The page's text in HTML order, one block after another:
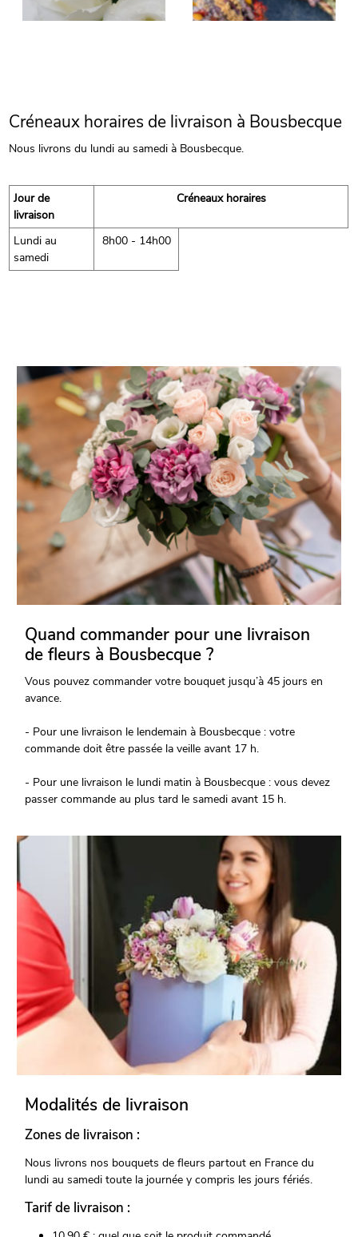
Créneaux horaires de livraison à Bousbecque
Nous livrons du lundi au samedi à Bousbecque.
Jour de
livraison
Créneaux horaires
Lundi au
samedi
8h00 - 14h00
Quand commander pour une livraison
de fleurs à Bousbecque ?
Vous pouvez commander votre bouquet jusqu’à 45 jours en
avance.
- Pour une livraison le lendemain à Bousbecque : votre
commande doit être passée la veille avant 17 h.
- Pour une livraison le lundi matin à Bousbecque : vous devez
passer commande au plus tard le samedi avant 15 h.
Modalités de livraison
Zones de livraison :
Nous livrons nos bouquets de fleurs partout en France du
lundi au samedi toute la journée y compris les jours fériés.
Tarif de livraison :